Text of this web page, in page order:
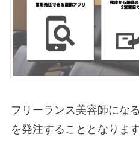
フリーランス美容師にな
を発注することとなります